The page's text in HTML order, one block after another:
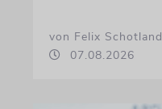
von Felix Schotland
07.08.2026